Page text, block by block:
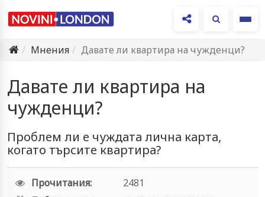
Мнения
Давате ли квартира на чужденци?
Давате ли квартира на
чужденци?
Проблем ли е чуждата лична карта,
когато търсите квартира?
Прочитания:
2481